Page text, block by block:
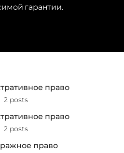
гарантии.
право
2 posts
право
2 posts
право